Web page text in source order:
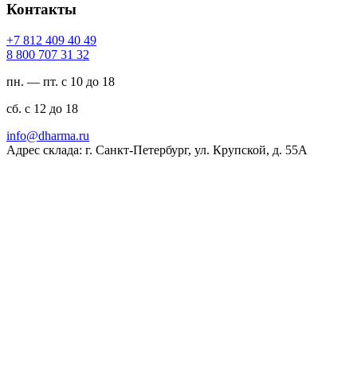
Контакты
94 04 904 218 7+
23 13 707 008 8
пн. — пт. с 10 до 18
сб. с 12 до 18
ur.amrahd@ofni
Адрес склада: г. Санкт-Петербург, ул. Крупской, д. 55А